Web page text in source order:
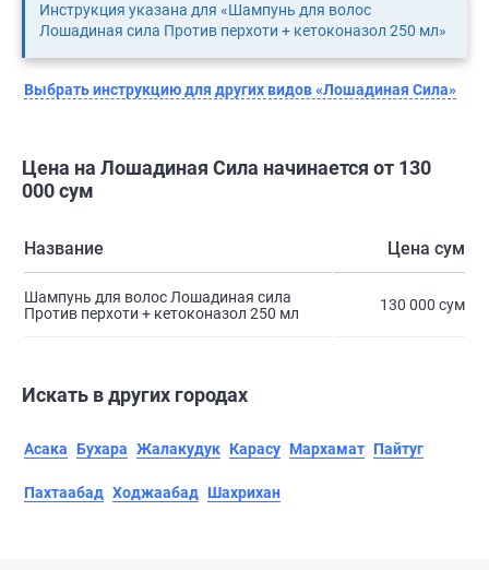
Инструкция указана для «Шампунь для волос
Лошадиная сила Против перхоти + кетоконазол 250 мл»
Выбрать инструкцию для других видов «Лошадиная Сила»
Цена на Лошадиная Сила начинается от 130
000 сум
Название Цена сум
Шампунь для волос Лошадиная сила
Против перхоти + кетоконазол 250 мл
130 000 сум
Искать в других городах
Асака Бухара Жалакудук Карасу Мархамат Пайтуг
Пахтаабад Ходжаабад Шахрихан